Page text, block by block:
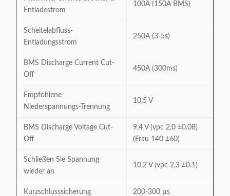
Entladestrom
100A (150A BMS)
Scheitelabfluss-
Entladungsstrom
250A (3-5s)
BMS Discharge Current Cut-
Off
450A (300ms)
Empfohlene
Niederspannungs-Trennung
10,5 V
BMS Discharge Voltage Cut-
Off
9,4 V (vpc 2,0 ±0.08)
(Frau 140 ±60)
Schließen Sie Spannung
wieder an
10,2 V (vpc 2,3 ±0.1)
Kurzschlusssicherung 200-300 µs